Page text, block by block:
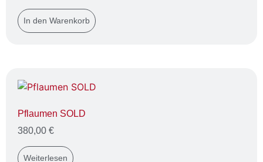
In den Warenkorb
Pflaumen SOLD
380,00 €
Weiterlesen